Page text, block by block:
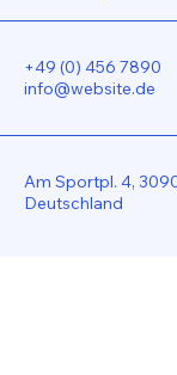
+49 (0) 456 7890
info@website.de
Am Sportpl. 4,
Deutschland